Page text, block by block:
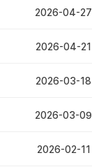
2026-04-27
2026-04-21
2026-03-18
2026-03-09
2026-02-11